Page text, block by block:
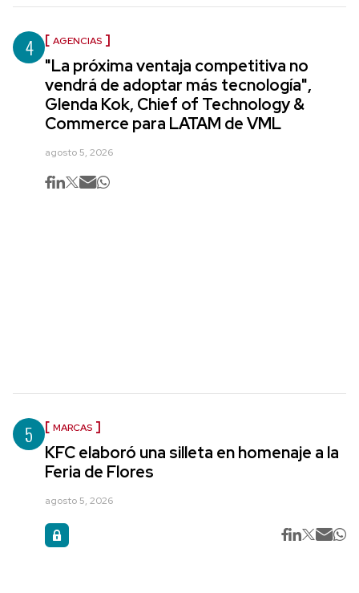
4 AGENCIAS
"La próxima ventaja competitiva no
vendrá de adoptar más tecnología",
Glenda Kok, Chief of Technology &
Commerce para LATAM de VML
agosto 5, 2026
5 MARCAS
KFC elaboró una silleta en homenaje a la
Feria de Flores
agosto 5, 2026